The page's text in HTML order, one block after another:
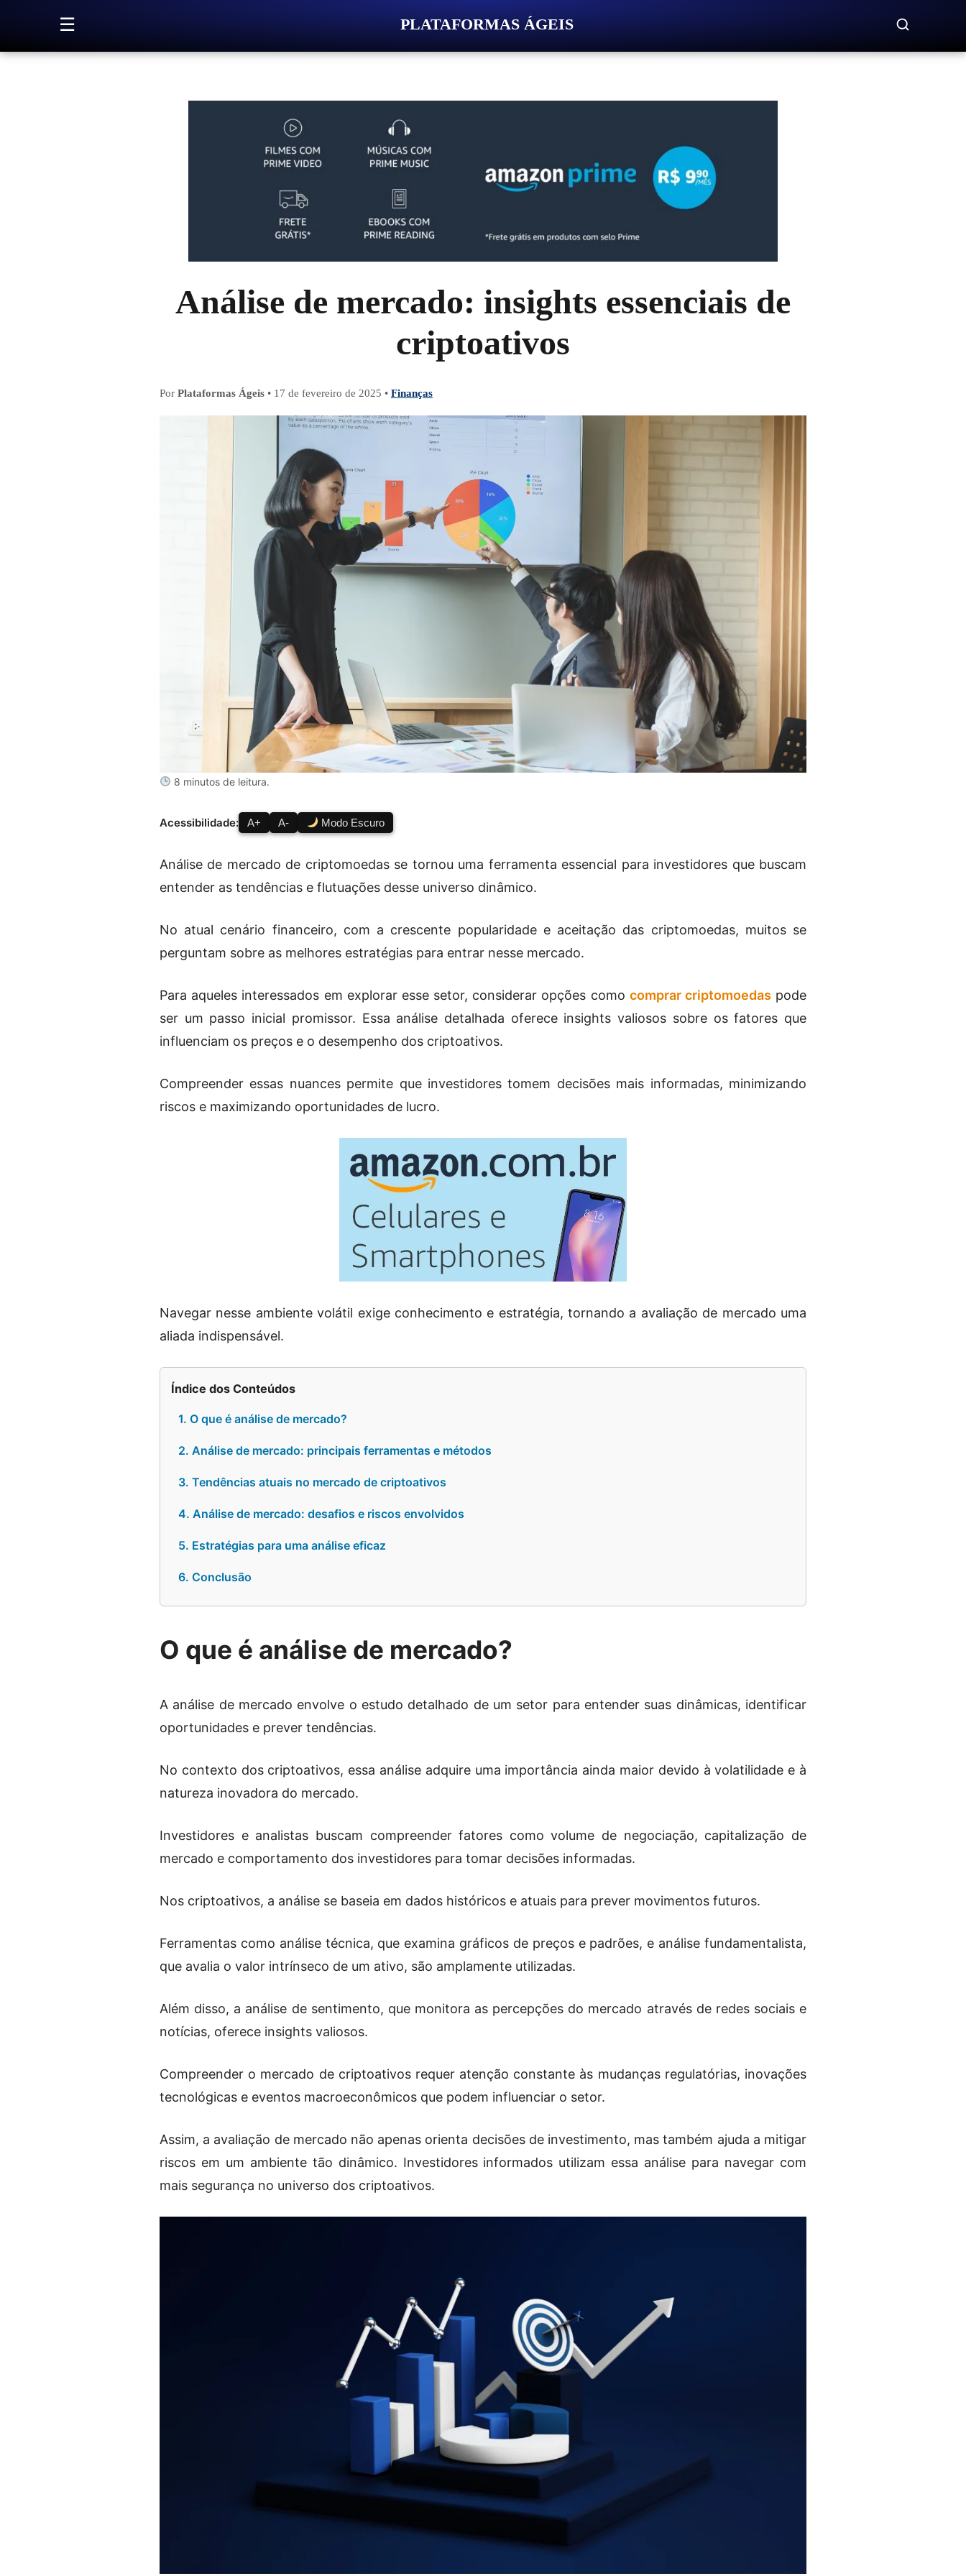
☰ PLATAFORMAS ÁGEIS
Análise de mercado: insights essenciais de
criptoativos
Por Plataformas Ágeis • 17 de fevereiro de 2025 • Finanças
8 minutos de leitura.
Acessibilidade: A+ A- Modo Escuro
Análise de mercado de criptomoedas se tornou uma ferramenta essencial para investidores que buscam
entender as tendências e flutuações desse universo dinâmico.
No atual cenário financeiro, com a crescente popularidade e aceitação das criptomoedas, muitos se
perguntam sobre as melhores estratégias para entrar nesse mercado.
Para aqueles interessados em explorar esse setor, considerar opções como comprar criptomoedas pode
ser um passo inicial promissor. Essa análise detalhada oferece insights valiosos sobre os fatores que
influenciam os preços e o desempenho dos criptoativos.
Compreender essas nuances permite que investidores tomem decisões mais informadas, minimizando
riscos e maximizando oportunidades de lucro.
Navegar nesse ambiente volátil exige conhecimento e estratégia, tornando a avaliação de mercado uma
aliada indispensável.
Índice dos Conteúdos
1. O que é análise de mercado?
2. Análise de mercado: principais ferramentas e métodos
3. Tendências atuais no mercado de criptoativos
4. Análise de mercado: desafios e riscos envolvidos
5. Estratégias para uma análise eficaz
6. Conclusão
O que é análise de mercado?
A análise de mercado envolve o estudo detalhado de um setor para entender suas dinâmicas, identificar
oportunidades e prever tendências.
No contexto dos criptoativos, essa análise adquire uma importância ainda maior devido à volatilidade e à
natureza inovadora do mercado.
Investidores e analistas buscam compreender fatores como volume de negociação, capitalização de
mercado e comportamento dos investidores para tomar decisões informadas.
Nos criptoativos, a análise se baseia em dados históricos e atuais para prever movimentos futuros.
Ferramentas como análise técnica, que examina gráficos de preços e padrões, e análise fundamentalista,
que avalia o valor intrínseco de um ativo, são amplamente utilizadas.
Além disso, a análise de sentimento, que monitora as percepções do mercado através de redes sociais e
notícias, oferece insights valiosos.
Compreender o mercado de criptoativos requer atenção constante às mudanças regulatórias, inovações
tecnológicas e eventos macroeconômicos que podem influenciar o setor.
Assim, a avaliação de mercado não apenas orienta decisões de investimento, mas também ajuda a mitigar
riscos em um ambiente tão dinâmico. Investidores informados utilizam essa análise para navegar com
mais segurança no universo dos criptoativos.